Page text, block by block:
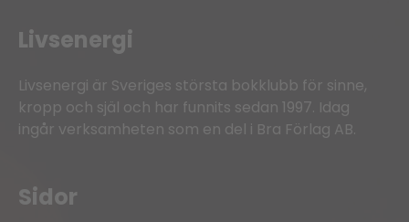
Livsenergi
Livsenergi är Sveriges största bokklubb för sinne,
kropp och själ och har funnits sedan 1997. Idag
ingår verksamheten som en del i Bra Förlag AB.
Sidor